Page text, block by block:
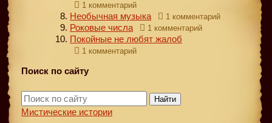
1 комментарий
Необычная музыка 1 комментарий
Роковые числа 1 комментарий
Покойные не любят жалоб
1 комментарий
Поиск по сайту
Найти
Мистические истории